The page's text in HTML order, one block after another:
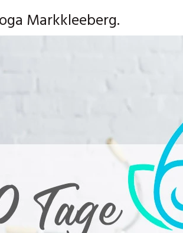
Markkleeberg.